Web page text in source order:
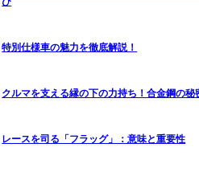
特別仕様車の魅力を徹底解説！
クルマを支える縁の下の力持ち！合金鋼の秘
レースを司る「フラッグ」：意味と重要性